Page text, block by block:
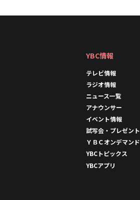
YBC情報
テレビ情報
ラジオ情報
ニュース一覧
アナウンサー
イベント情報
試写会・プレゼント
ＹＢＣオンデマンド
YBCトピックス
YBCアプリ